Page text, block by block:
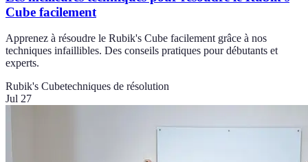
Cube facilement
Apprenez à résoudre le Rubik's Cube facilement grâce à nos
techniques infaillibles. Des conseils pratiques pour débutants et
experts.
Rubik's Cubetechniques de résolution
Jul 27